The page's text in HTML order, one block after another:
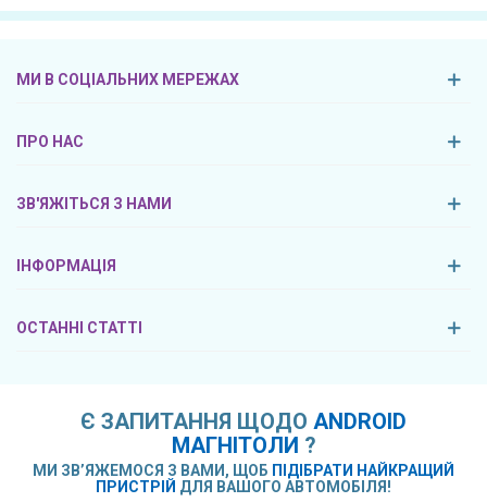
МИ В СОЦІАЛЬНИХ МЕРЕЖАХ
ПРО НАС
ЗВ'ЯЖІТЬСЯ З НАМИ
ІНФОРМАЦІЯ
ОСТАННІ СТАТТІ
Є ЗАПИТАННЯ ЩОДО ANDROID
МАГНІТОЛИ ?
МИ ЗВ’ЯЖЕМОСЯ З ВАМИ, ЩОБ ПІДІБРАТИ НАЙКРАЩИЙ
ПРИСТРІЙ ДЛЯ ВАШОГО АВТОМОБІЛЯ!